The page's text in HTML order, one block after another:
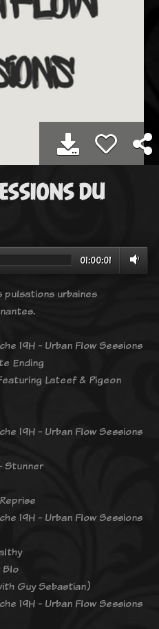
du
01:00:01
pulsations urbaines
19H - Urban Flow Sessions
Ending
Lateef & Pigeon
19H - Urban Flow Sessions
Stunner
19H - Urban Flow Sessions
Blo
Guy Sebastian)
19H - Urban Flow Sessions